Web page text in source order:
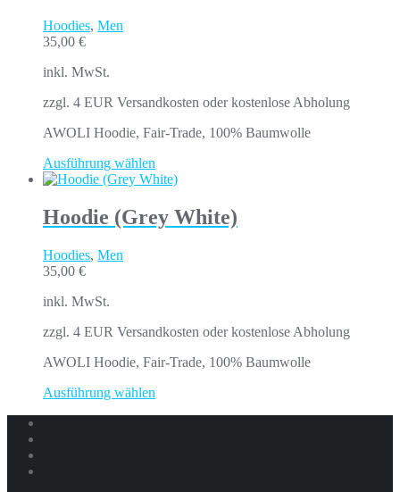
Hoodies, Men
35,00 €
inkl. MwSt.
zzgl. 4 EUR Versandkosten oder kostenlose Abholung
AWOLI Hoodie, Fair-Trade, 100% Baumwolle
Ausführung wählen
Hoodie (Grey White)
Hoodies, Men
35,00 €
inkl. MwSt.
zzgl. 4 EUR Versandkosten oder kostenlose Abholung
AWOLI Hoodie, Fair-Trade, 100% Baumwolle
Ausführung wählen